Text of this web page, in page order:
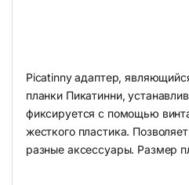
Picatinny адаптер,
планки Пикатинни,
фиксируется с помощью
жесткого пластика.
разные аксессуары. Размер